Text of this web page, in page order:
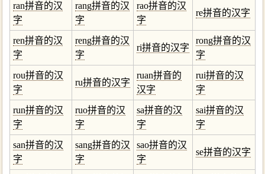
ran拼音的汉
字
rang拼音的汉
字
rao拼音的汉
字
re拼音的汉字
ren拼音的汉
字
reng拼音的汉
字
ri拼音的汉字
rong拼音的汉
字
rou拼音的汉
字
ru拼音的汉字
ruan拼音的
汉字
rui拼音的汉
字
run拼音的汉
字
ruo拼音的汉
字
sa拼音的汉
字
sai拼音的汉
字
san拼音的汉
字
sang拼音的汉
字
sao拼音的汉
字
se拼音的汉字